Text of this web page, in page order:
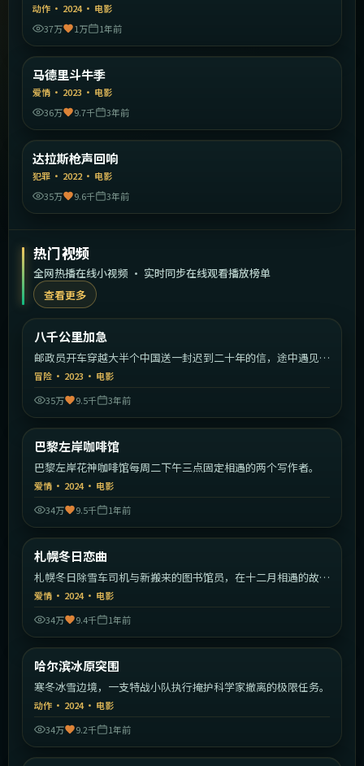
动作 · 2024· 电影
37万
1万 1年前
精选
马德里斗牛季
爱情 · 2023 · 电影
36万
9.7千 3年前
精选
达拉斯枪声回响
犯罪 · 2022 · 电影
35万
9.6千 3年前
热门视频
全网热播在线小视频 · 实时同步在线观看播放榜单
查看更多
热门
八千公里加急
邮政员开车穿越大半个中国送一封迟到二十年的信，途中遇见各
色旅人。
冒险 · 2023 · 电影
35万
9.5千 3年前
热门
巴黎左岸咖啡馆
巴黎左岸花神咖啡馆每周二下午三点固定相遇的两个写作者。
爱情 · 2024· 电影
34万
9.5千 1年前
热门
札幌冬日恋曲
札幌冬日除雪车司机与新搬来的图书馆员，在十二月相遇的故
事。
爱情 · 2024· 电影
34万
9.4千 1年前
热门
哈尔滨冰原突围
寒冬冰雪边境，一支特战小队执行掩护科学家撤离的极限任务。
动作 · 2024· 电影
34万
9.2千 1年前